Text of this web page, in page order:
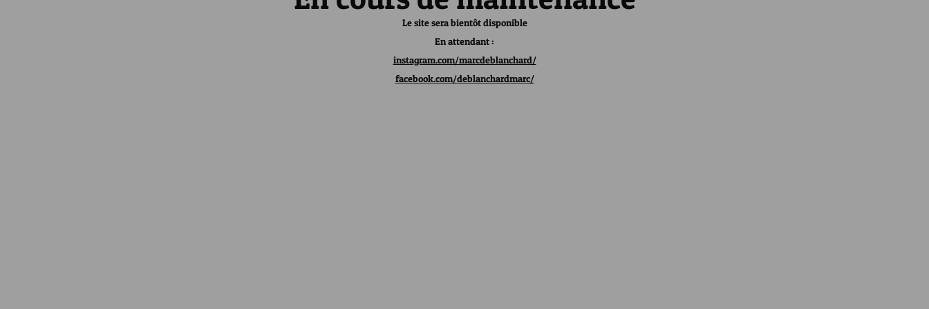
Le site sera bientôt disponible
En attendant :
instagram.com/marcdeblanchard/
facebook.com/deblanchardmarc/